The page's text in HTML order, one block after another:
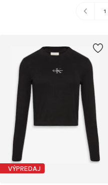
1
VÝPREDAJ